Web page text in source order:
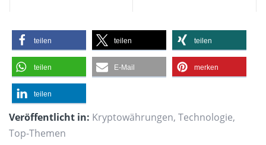
teilen teilen teilen
teilen E-Mail merken
teilen
Veröffentlicht in: Kryptowährungen, Technologie,
Top-Themen